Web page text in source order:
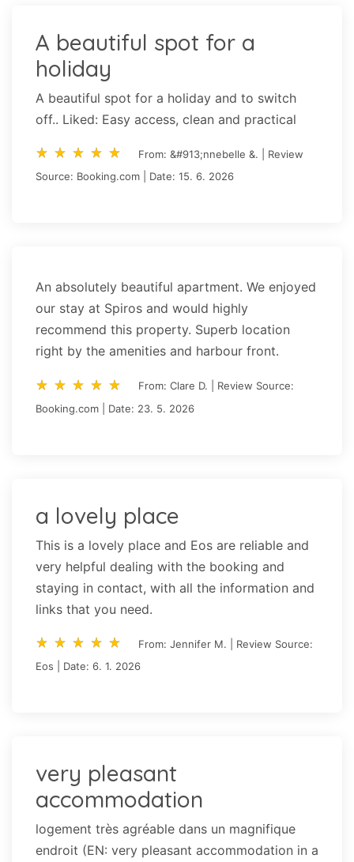
A beautiful spot for a
holiday
A beautiful spot for a holiday and to switch
off.. Liked: Easy access, clean and practical
star_rate star_rate star_rate star_rate star_rate
star_rate star_rate star_rate star_rate star_rate
From: &#913;nnebelle &. | Review
Source: Booking.com | Date: 15. 6. 2026
An absolutely beautiful apartment. We enjoyed
our stay at Spiros and would highly
recommend this property. Superb location
right by the amenities and harbour front.
star_rate star_rate star_rate star_rate star_rate
star_rate star_rate star_rate star_rate star_rate
From: Clare D. | Review Source:
Booking.com | Date: 23. 5. 2026
a lovely place
This is a lovely place and Eos are reliable and
very helpful dealing with the booking and
staying in contact, with all the information and
links that you need.
star_rate star_rate star_rate star_rate star_rate
star_rate star_rate star_rate star_rate star_rate
From: Jennifer M. | Review Source:
Eos | Date: 6. 1. 2026
very pleasant
accommodation
logement très agréable dans un magnifique
endroit (EN: very pleasant accommodation in a